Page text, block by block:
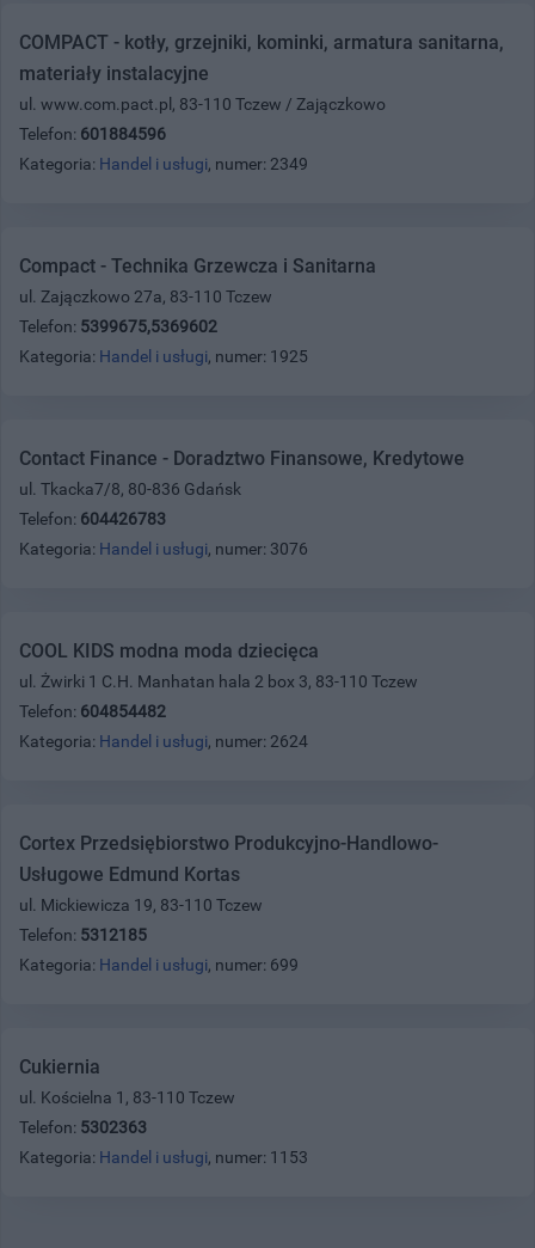
COMPACT - kotły, grzejniki, kominki, armatura sanitarna,
materiały instalacyjne
ul. www.com.pact.pl, 83-110 Tczew / Zajączkowo
Telefon: 601884596
Kategoria: Handel i usługi, numer: 2349
Compact - Technika Grzewcza i Sanitarna
ul. Zajączkowo 27a, 83-110 Tczew
Telefon: 5399675,5369602
Kategoria: Handel i usługi, numer: 1925
Contact Finance - Doradztwo Finansowe, Kredytowe
ul. Tkacka7/8, 80-836 Gdańsk
Telefon: 604426783
Kategoria: Handel i usługi, numer: 3076
COOL KIDS modna moda dziecięca
ul. Żwirki 1 C.H. Manhatan hala 2 box 3, 83-110 Tczew
Telefon: 604854482
Kategoria: Handel i usługi, numer: 2624
Cortex Przedsiębiorstwo Produkcyjno-Handlowo-
Usługowe Edmund Kortas
ul. Mickiewicza 19, 83-110 Tczew
Telefon: 5312185
Kategoria: Handel i usługi, numer: 699
Cukiernia
ul. Kościelna 1, 83-110 Tczew
Telefon: 5302363
Kategoria: Handel i usługi, numer: 1153